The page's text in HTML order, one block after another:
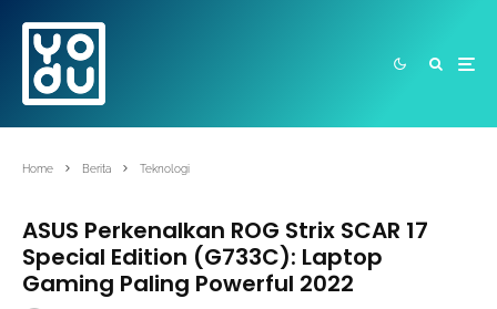
Home Berita Teknologi
ASUS Perkenalkan ROG Strix SCAR 17
Special Edition (G733C): Laptop
Gaming Paling Powerful 2022